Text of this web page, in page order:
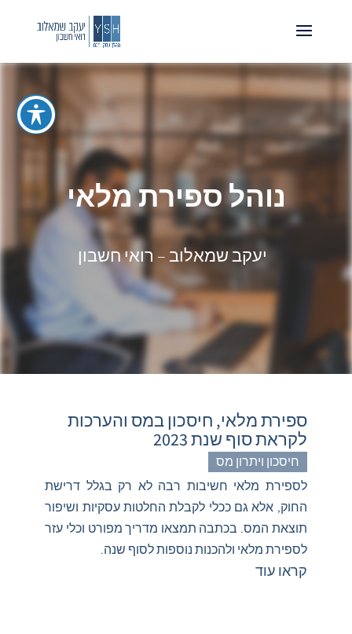
נוהל ספירת מלאי
יעקב שמאלוב – רואי חשבון
ספירת מלאי, חיסכון במס והערכות
לקראת סוף שנת 2023
חיסכון ויתרון מס
לספירת מלאי חשיבות רבה לא רק בגלל דרישת
החוק, אלא גם ככלי לקבלת החלטות עסקיות ושיפור
תוצאת המס. בכתבה תמצאו מדריך מפורט וכלי עזר
לספירת מלאי ולהכנות נוספות לסוף שנה.
קראו עוד